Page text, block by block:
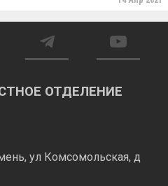
ОТДЕЛЕНИЕ
ул Комсомольская, д